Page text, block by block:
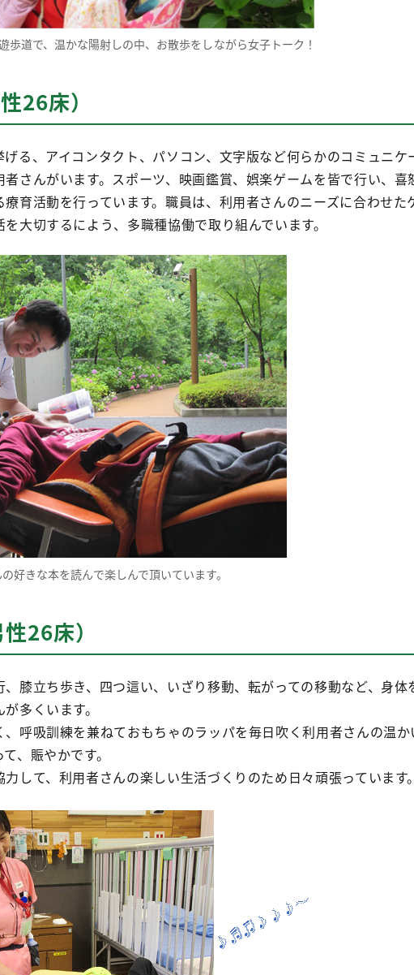
歩道で、温かな陽射しの中、お散歩をしながら女子トーク！
26床）
げる、アイコンタクト、パソコン、文字版など何らかのコミュニケ
者さんがいます。スポーツ、映画鑑賞、娯楽ゲームを皆で行い、喜
療育活動を行っています。職員は、利用者さんのニーズに合わせた
大切するによう、多職種協働で取り組んでいます。
好きな本を読んで楽しんで頂いています。
26床）
膝立ち歩き、四つ這い、いざり移動、転がっての移動など、身体
多くいます。
呼吸訓練を兼ねておもちゃのラッパを毎日吹く利用者さんの温
、賑やかです。
して、利用者さんの楽しい生活づくりのため日々頑張っています。